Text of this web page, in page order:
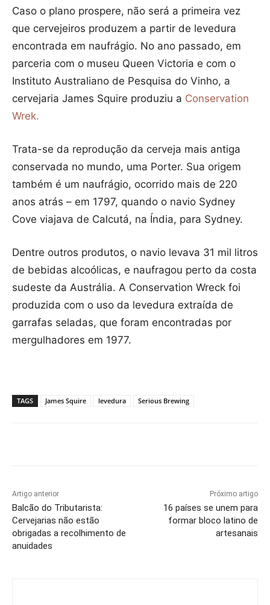
Caso o plano prospere, não será a primeira vez
que cervejeiros produzem a partir de levedura
encontrada em naufrágio. No ano passado, em
parceria com o museu Queen Victoria e com o
Instituto Australiano de Pesquisa do Vinho, a
cervejaria James Squire produziu a Conservation
Wrek.
Trata-se da reprodução da cerveja mais antiga
conservada no mundo, uma Porter. Sua origem
também é um naufrágio, ocorrido mais de 220
anos atrás – em 1797, quando o navio Sydney
Cove viajava de Calcutá, na Índia, para Sydney.
Dentre outros produtos, o navio levava 31 mil litros
de bebidas alcoólicas, e naufragou perto da costa
sudeste da Austrália. A Conservation Wreck foi
produzida com o uso da levedura extraída de
garrafas seladas, que foram encontradas por
mergulhadores em 1977.
TAGS James Squire levedura Serious Brewing
Artigo anterior
Balcão do Tributarista:
Cervejarias não estão
obrigadas a recolhimento de
anuidades
Próximo artigo
16 países se unem para
formar bloco latino de
artesanais